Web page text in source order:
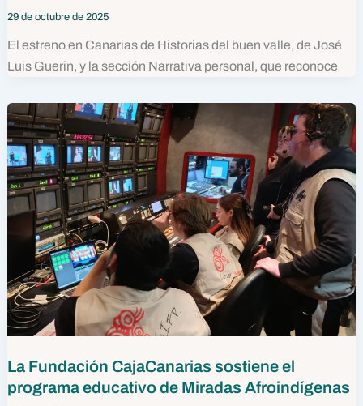
29 de octubre de 2025
El estreno en Canarias de Historias del buen valle, de José
Luis Guerin, y la sección Narrativa personal, que reconoce
La Fundación CajaCanarias sostiene el
programa educativo de Miradas Afroindígenas